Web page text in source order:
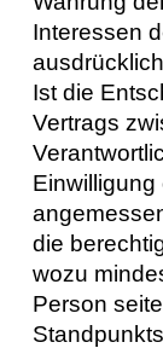
Interessen
Ist die
Vertrags
Einwilligung
die
wozu
Person